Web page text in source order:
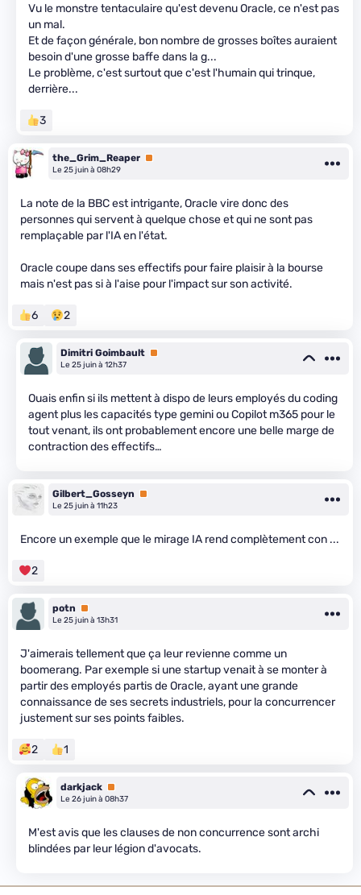
Vu le monstre tentaculaire qu'est devenu Oracle, ce n'est pas
un mal.
Et de façon générale, bon nombre de grosses boîtes auraient
besoin d'une grosse baffe dans la g...
Le problème, c'est surtout que c'est l'humain qui trinque,
derrière...
3
the_Grim_Reaper Premium
Le 25 juin à 08h29
La note de la BBC est intrigante, Oracle vire donc des
personnes qui servent à quelque chose et qui ne sont pas
remplaçable par l'IA en l'état.
Oracle coupe dans ses effectifs pour faire plaisir à la bourse
mais n'est pas si à l'aise pour l'impact sur son activité.
6 2
Dimitri Goimbault Premium
Le 25 juin à 12h37
Ouais enfin si ils mettent à dispo de leurs employés du coding
agent plus les capacités type gemini ou Copilot m365 pour le
tout venant, ils ont probablement encore une belle marge de
contraction des effectifs…
Gilbert_Gosseyn
Premium
Le 25 juin à 11h23
Encore un exemple que le mirage IA rend complètement con ...
2
potn
Premium
Le 25 juin à 13h31
J'aimerais tellement que ça leur revienne comme un
boomerang. Par exemple si une startup venait à se monter à
partir des employés partis de Oracle, ayant une grande
connaissance de ses secrets industriels, pour la concurrencer
justement sur ses points faibles.
2 1
darkjack Premium
Le 26 juin à 08h37
M'est avis que les clauses de non concurrence sont archi
blindées par leur légion d'avocats.